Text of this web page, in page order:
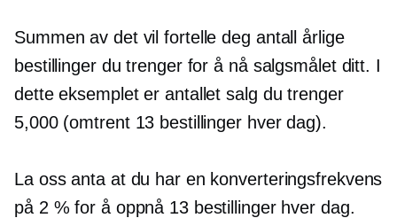
Summen av det vil fortelle deg antall årlige
bestillinger du trenger for å nå salgsmålet ditt. I
dette eksemplet er antallet salg du trenger
5,000 (omtrent 13 bestillinger hver dag).
La oss anta at du har en konverteringsfrekvens
på 2 % for å oppnå 13 bestillinger hver dag.